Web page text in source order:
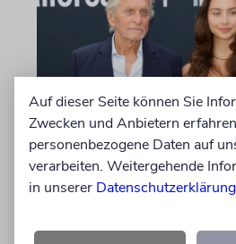
Michael Douglas
Auf dieser Seite können Sie
Zwecken und Anbietern
personenbezogene Daten auf
verarbeiten. Weitergehende
in unserer Datenschutzerklärung